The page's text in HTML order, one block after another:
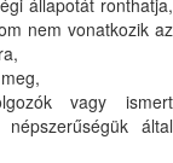
nem vonatkozik az
vagy ismert
által